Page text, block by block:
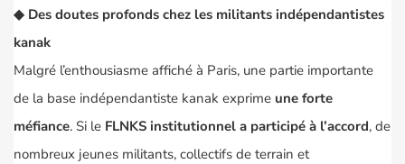
◆ Des doutes profonds chez les militants indépendantistes
kanak
Malgré l’enthousiasme affiché à Paris, une partie importante
de la base indépendantiste kanak exprime une forte
méfiance. Si le FLNKS institutionnel a participé à l’accord, de
nombreux jeunes militants, collectifs de terrain et